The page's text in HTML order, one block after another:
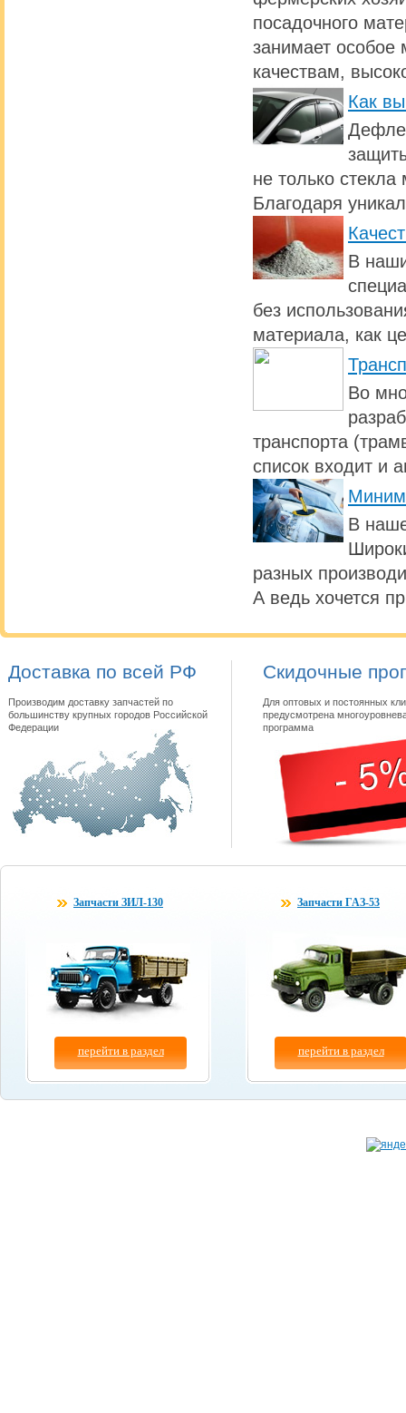
посадочного
занимает особое
качествам,
Как
не только
Благодаря
В
без
материала, как
Во
транспорта
список входит и
В
разных
А ведь хочется
Доставка по всей РФ
Производим доставку запчастей по
большинству крупных городов Российской
Федерации
Скидочные
Для оптовых и постоянных
предусмотрена
программа
Запчасти ЗИЛ-130
перейти в раздел
Запчасти ГАЗ-53
перейти в раздел